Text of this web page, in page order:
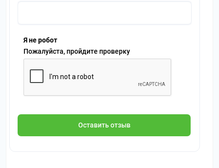
Я не робот
Пожалуйста, пройдите проверку
Оставить отзыв